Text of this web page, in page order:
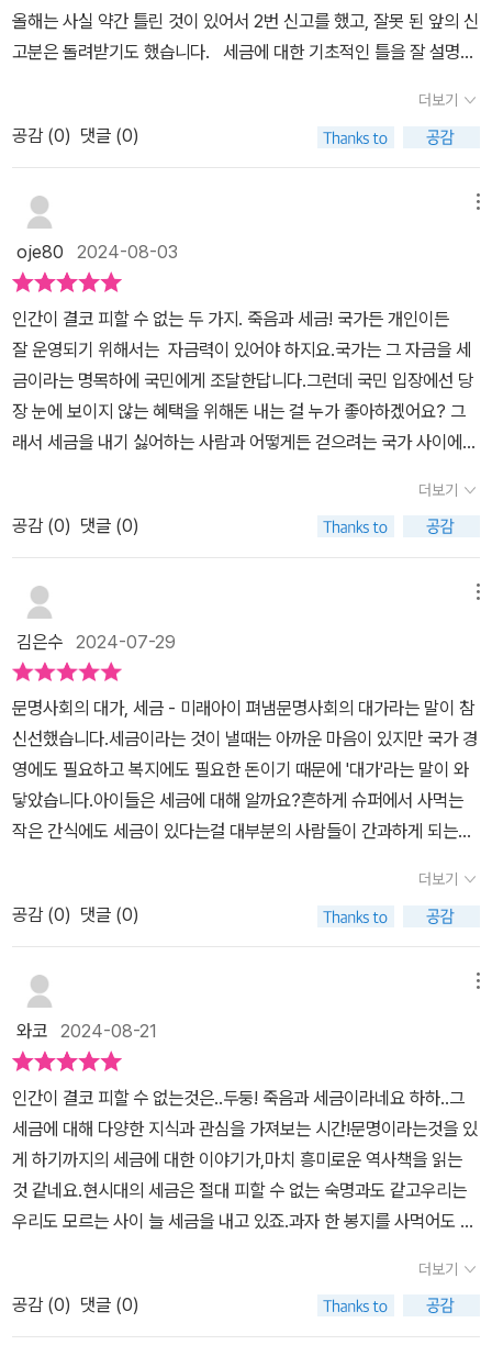
한 오해와 진실이 궁금한 분들이라면 읽어 보길 추천드리고 싶네요.>
> 위 도서를 출판사로부터 제공받아 활용하고 작성하였습니다. #세
최초의 문서는 세금 장부였어요 5천여 년 전, 지금의 이라크 남부 지
역의 도시국가 수메르는 찰흙점토판에 세금 기록을 남겼어요 거기에
는 세금으로 거둬들인 금과 노예, 가축의 목록 등이 꽤 상세하게 적혀
있어요 이로서 국가가 세금을 징수했다는 것을 알수 있는 대목이지요
안(경찰), 화재 진압(소방소), 의료(보건소), 교육(공립학교) 등의 서
비스도 공급해요 세금이란 국가가 제공한 이 재화와 서비스를 국민이
이용하는 사용료이자 비용이예요 요즘처럼 푹푹 찌는 여름이면 사람
이면 시원한 에어컨 사용하잖아요 전기요금은 전기를 많이 쓰면 쓸수
록 눈덩이처럼 불어나요 이것을 누진세라고 하는데요 누진은 점점 더
높아진다는 뜻이예요 개인 소득에 부과하는 소득세와 기업 소득에 부
과하는 법인세가 대표적인 누진세예요 부가가치세란 무엇일까? 편의
점에 물건을 사고 영수증을 보면 물품가액과 부가가치세라는 말이 보
세금으로 나라에 낼 돈이예요 우리나라에는 모두 25개의 세금이 있
어요 국세가 14개이고 지방세가 11개예요 국세는 중앙 정부에 내는
세금인데 국경을 경계로 다시 내국세와 관세로 나누어져요 내국세는
국내에 거주하는 사람과 거래에 부과하는 세금으로 국세청에서 징수
해요 지방세는 자신이 거주하는 지역에 내는 세금을 말해요 세금을
둘로 구분하는 까닭은 우리나라 지방 자치 제도를 실시하는 나라이기
때문이예요 국세는 소득세, 법인세, 상속세, 증여세, 종합부동산세, 부
가가치세, 개별소비세, 주세, 인지세, 증권거래세, 교육세, 교통에너지
환경세, 농어촌특별세가 이에 해당하고 지방세에는 보통세, 목적세,
취득세, 등록면허세, 레저세, 지방소비세, 지방교육세, 지역자우너시
설세, 담배소비세, 주민세, 지방소득세, 재산세, 자동차세가 이에 해당
해요 이 책으로 세금에 대한 폭넓은 지식과 세금에 대한 이해를 넓힐
올해는 사실 약간 틀린 것이 있어서 2번 신고를 했고, 잘못 된 앞의 신
고분은 돌려받기도 했습니다. 세금에 대한 기초적인 틀을 잘 설명한
하고 있습니다. 예나 지금이나 세금에 대해 만족하는 사람은 없습니
다. ​나라에는 변함없이 도둑이 많고, 또 세금을 제대로 안내는 얌체
들도 언제나 있습니다. 요즘 다시 바깥일을 시작하면서 직원들 관련
요. ​직접세와 간접세, 그리고 어떤 조세제도가 가장 공평한지에 대한
여러가지 이야기들이 담겨있는 책입니다. 요즘 여행들 많이 가시
죠? 여행의 시작은 면세점인데요.. 여러가지 선물이랑 할인 혜택을
합체면 개인적으로는 면세점 쇼핑의 매력이 좀 떨어집니다만, 그래도
공항에서는 면세점을 기웃기웃하게 됩니다. ​찐한 향수 향기를 느끼
면서 여행이 시작되는 두근거림.. ​최초의 면세점은 1940년대 아일
랜드에서 시작되었다고 합니다. ​당시 비행기로는 긴 거리를 비행할
사람들에게 이곳은 공해와 같은 공간임을 착안해서 면세점을 오픈했
들도 재미있습니다. 세금 책이 너무 재미있어서 석유나 철을 다룬 이
시리즈의 다른 책들도 도서관에서 빌려서 아이에게 주었더니 주말 동
안 재미있게 읽었습니다. 아이의 상식이 쭉쭉 커지는 멋진 책입니다.
#문명사회의대가세금 #김성호 #미래아이 #컬처블룸 #컬처블룸서
평단 #컬처블룸리뷰단 *네이버 컬처블룸 카페의 서평이벤트로 출
판사에서 무상으로 받은 책을 읽고 쓴 후기입니다.
더보기
공감 (0) 댓글 (0)
oje80 2024-08-03
인간이 결코 피할 수 없는 두 가지. 죽음과 세금! 국가든 개인이든
잘 운영되기 위해서는 자금력이 있어야 하지요.국가는 그 자금을 세
금이라는 명목하에 국민에게 조달한답니다.그런데 국민 입장에선 당
장 눈에 보이지 않는 혜택을 위해돈 내는 걸 누가 좋아하겠어요? 그
래서 세금을 내기 싫어하는 사람과 어떻게든 걷으려는 국가 사이에쫓
진 흥미로운 세금의 역사와 세금에 대해 더 자세히 알고 나아가 기분
좋게 세금을 낼 수 있도록세금에 대해 알려주고 있답니다.초등 고학
년부터 성인까지 추천드리고세금에 지식이 없더라도 이 책 한 권만
읽으면 세금의 기본에 대해 기본이 다질 수 있어요.저도 세금이라면
무작정복잡하게만 생각돼전문가들이나 아는 거라 여겼는데이 책을
읽고선 세금은 우리 주변에 속속들이 있었구나 싶어 왠지 더 알고 싶
어 지고 친근하게 느껴졌답니다.아는 만큼 누릴 수 있어요.세금도 아
는 만큼 합법적인 범위 안에서 줄일 수 있을 거고요.세금에 대해 관심
이 깊어진 만큼 더 자세히 알고 권리도 누려 볼 수 있도록 좀 더 알아
봐야겠다는 생각도 들었습니다.[ 이 서평은 출판사에서 도서를 제공
받아 성실하게 작성되었습니다. ]
더보기
공감 (0) 댓글 (0)
김은수 2024-07-29
문명사회의 대가, 세금 - 미래아이 펴냄문명사회의 대가라는 말이 참
신선했습니다.세금이라는 것이 낼때는 아까운 마음이 있지만 국가 경
영에도 필요하고 복지에도 필요한 돈이기 때문에 '대가'라는 말이 와
닿았습니다.아이들은 세금에 대해 알까요?흔하게 슈퍼에서 사먹는
작은 간식에도 세금이 있다는걸 대부분의 사람들이 간과하게 되는데
있어서 보는 내내 어른인 저도 흥미롭게 읽었습니다.우리는 알게 또
는 모르게 세금을 납부하고 있습니다.하지만 세금이 어떻게 쓰이는지
는 잘 모르는 경우가 대부분이죠.책을 통해 세금에 대한 기본 지식과
궁금했던 점들을 알게되어 아이와 함께 흥미롭게 읽을 수 있었습니
일입을 아이와 함께 이야기 할 수 있는 좋은 기회가 되었습니다.​​[출판
사로부터 도서 협찬을 받았고 본인의 주관적인 견해에 의하여 작성
함]
더보기
공감 (0) 댓글 (0)
와코 2024-08-21
인간이 결코 피할 수 없는것은..두둥! 죽음과 세금이라네요 하하..그
세금에 대해 다양한 지식과 관심을 가져보는 시간!문명이라는것을 있
게 하기까지의 세금에 대한 이야기가,마치 흥미로운 역사책을 읽는
것 같네요.현시대의 세금은 절대 피할 수 없는 숙명과도 같고우리는
우리도 모르는 사이 늘 세금을 내고 있죠.과자 한 봉지를 사먹어도 부
떻게든 덜 내려는 국민 사이의요 줄다리기는 문명사회 이후로도 계속
되고 있다죠.이러한것에 얽힌 재미난 이야기들도 담고 있고요.복지국
가의 초석이 되는 세금에 대한 이야기를,아이들의 눈높이에서 재미나
더보기
공감 (0) 댓글 (0)